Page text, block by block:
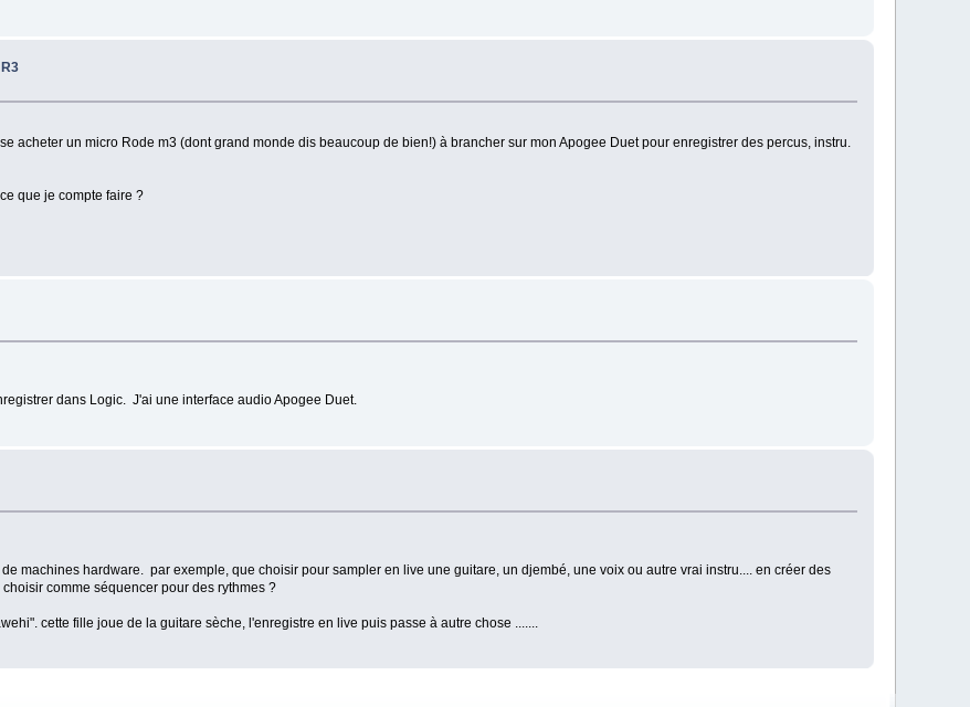
acheter un micro Rode m3 (dont grand monde dis beaucoup de bien!) à brancher sur mon Apogee Duet pour enregistrer des percus, instru.
que je compte faire ?
dans Logic. J'ai une interface audio Apogee Duet.
machines hardware. par exemple, que choisir pour sampler en live une guitare, un djembé, une voix ou autre vrai instru.... en créer des
comme séquencer pour des rythmes ?
cette fille joue de la guitare sèche, l'enregistre en live puis passe à autre chose .......